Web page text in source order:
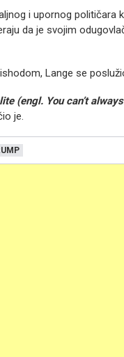
i upornog političara
da je svojim
Lange se
(engl. You can’t
je.